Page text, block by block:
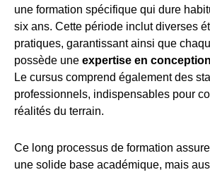
une formation spécifique qui dure
six ans. Cette période inclut diverses
pratiques, garantissant ainsi que
possède une expertise en
Le cursus comprend également des
professionnels, indispensables pour
réalités du terrain.
Ce long processus de formation
une solide base académique, mais